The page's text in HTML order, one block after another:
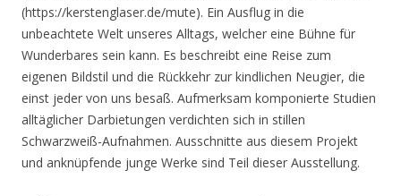
(https://kerstenglaser.de/mute). Ein Ausflug in die
unbeachtete Welt unseres Alltags, welcher eine Bühne für
Wunderbares sein kann. Es beschreibt eine Reise zum
eigenen Bildstil und die Rückkehr zur kindlichen Neugier, die
einst jeder von uns besaß. Aufmerksam komponierte Studien
alltäglicher Darbietungen verdichten sich in stillen
Schwarzweiß-Aufnahmen. Ausschnitte aus diesem Projekt
und anknüpfende junge Werke sind Teil dieser Ausstellung.